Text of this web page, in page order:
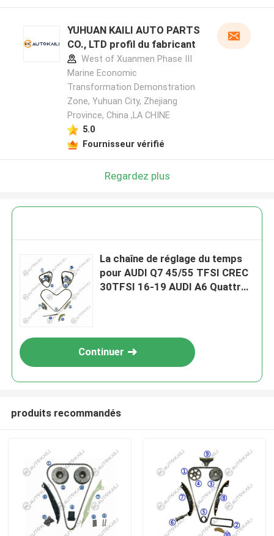
À la maison
YUHUAN KAILI AUTO PARTS
CO., LTD profil du fabricant
West of Xuanmen Phase III
Marine Economic
Transformation Demonstration
Zone, Yuhuan City, Zhejiang
Province, China ,LA CHINE
5.0
Fournisseur vérifié
Regardez plus
La chaîne de réglage du temps
pour AUDI Q7 45/55 TFSI CREC
30TFSI 16-19 AUDI A6 Quattro
3.0TFSI 15- AUDI S5 CTDA
3.0TFSI 16-
Continuer
produits recommandés